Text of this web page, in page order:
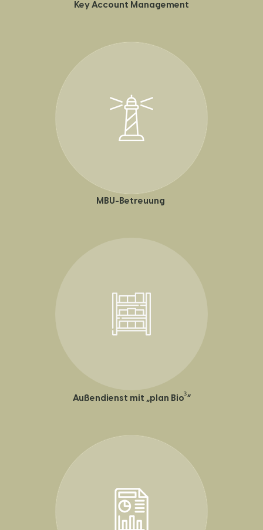
Key Account Management
MBU-Betreuung
Außendienst mit „plan Bio³“